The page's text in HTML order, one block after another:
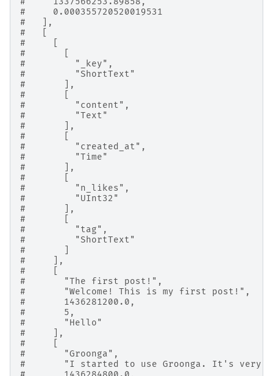
#     0.000355720520019531
#   ],
#   [
#     [
#       [
#         "_key",
#         "ShortText"
#       ],
#       [
#         "content",
#         "Text"
#       ],
#       [
#         "created_at",
#         "Time"
#       ],
#       [
#         "n_likes",
#         "UInt32"
#       ],
#       [
#         "tag",
#         "ShortText"
#       ]
#     ],
#     [
#       "The first post!",
#       "Welcome! This is my first post!",
#       1436281200.0,
#       5,
#       "Hello"
#     ],
#     [
#       "Groonga",
#       "I started to use Groonga. It's very